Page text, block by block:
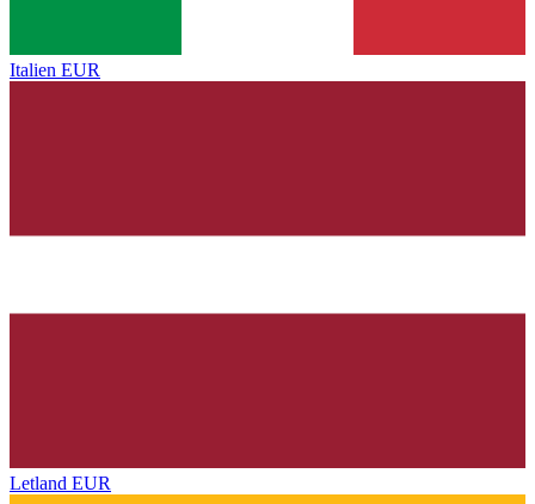
Italien EUR
Letland EUR